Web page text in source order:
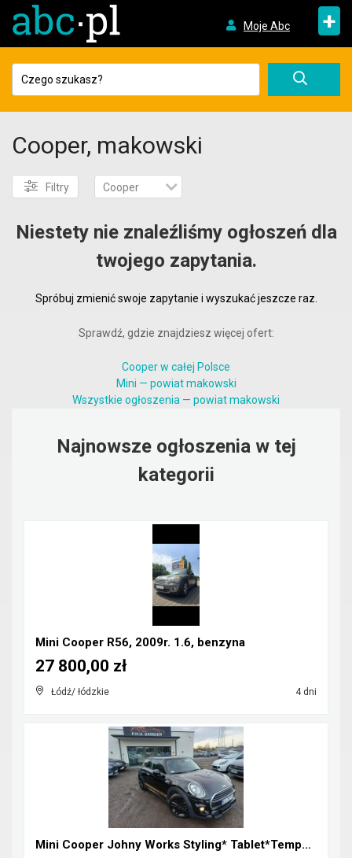
Moje Abc +
Cooper, makowski
Filtry Cooper
Niestety nie znaleźliśmy ogłoszeń dla
twojego zapytania.
Spróbuj zmienić swoje zapytanie i wyszukać jeszcze raz.
Sprawdź, gdzie znajdziesz więcej ofert:
Cooper w całej Polsce
Mini — powiat makowski
Wszystkie ogłoszenia — powiat makowski
Najnowsze ogłoszenia w tej
kategorii
Mini Cooper R56, 2009r. 1.6, benzyna
Łódź/ łódzkie 4 dni
27 800,00 zł
Mini Cooper Johny Works Styling* Tablet*Tempomat*S...